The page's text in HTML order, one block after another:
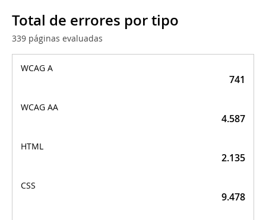
Total de errores por tipo
339 páginas evaluadas
tipo
741
4.587
2.135
9.478